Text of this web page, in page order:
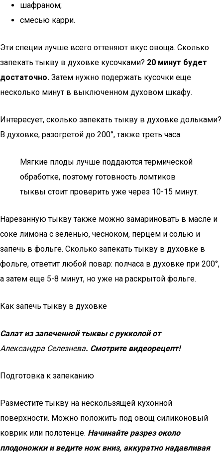
шафраном;
смесью карри.
Эти специи лучше всего оттеняют вкус овоща. Сколько
запекать тыкву в духовке кусочками? 20 минут будет
достаточно. Затем нужно подержать кусочки еще
несколько минут в выключенном духовом шкафу.
Интересует, сколько запекать тыкву в духовке дольками?
В духовке, разогретой до 200°, также треть часа.
Мягкие плоды лучше поддаются термической
обработке, поэтому готовность ломтиков
тыквы стоит проверить уже через 10-15 минут.
Нарезанную тыкву также можно замариновать в масле и
соке лимона с зеленью, чесноком, перцем и солью и
запечь в фольге. Сколько запекать тыкву в духовке в
фольге, ответит любой повар: полчаса в духовке при 200°,
а затем еще 5-8 минут, но уже на раскрытой фольге.
Как запечь тыкву в духовке
Салат из запеченной тыквы с рукколой от
Александра Селезнева. Смотрите видеорецепт!
Подготовка к запеканию
Разместите тыкву на нескользящей кухонной
поверхности. Можно положить под овощ силиконовый
коврик или полотенце. Начинайте разрез около
плодоножки и ведите нож вниз, аккуратно надавливая